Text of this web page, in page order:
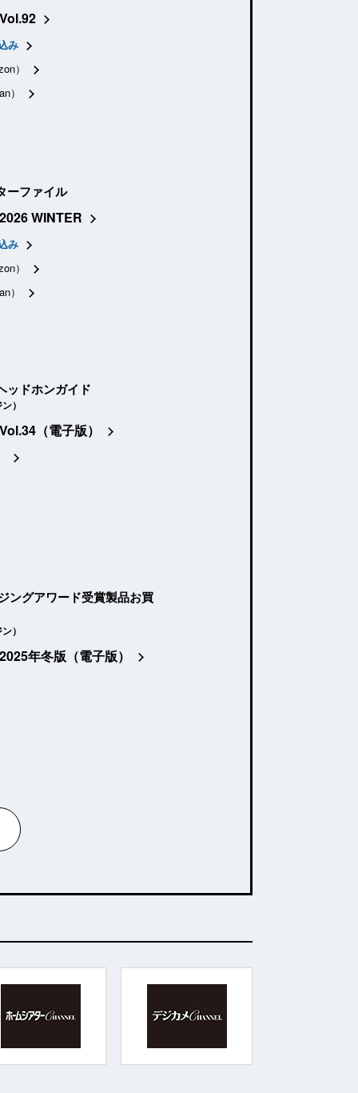
Vol.92
み
）
）
ーファイル
2026 WINTER
み
）
）
ッドホンガイド
）
Vol.34（電子版）
ングアワード受賞製品お買
）
2025年冬版（電子版）